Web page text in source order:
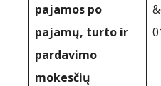
pajamos po
pajamų, turto ir
pardavimo
mokesčių